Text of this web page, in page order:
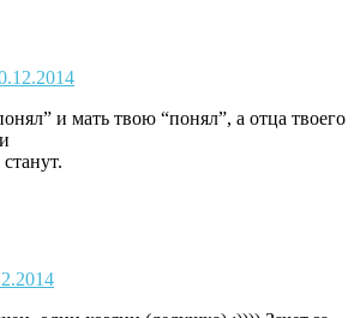
и мать твою “понял”, а отца твоего